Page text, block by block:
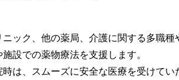
ニック、他の薬局、介護に関する多職
施設での薬物療法を支援します。
時は、スムーズに安全な医療を受けて